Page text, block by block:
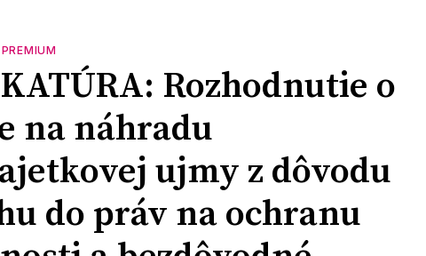
PREMIUM
Rozhodnutie o
na náhradu
ujmy z dôvodu
do práv na ochranu